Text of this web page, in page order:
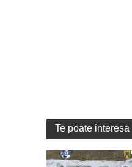
Te poate interesa